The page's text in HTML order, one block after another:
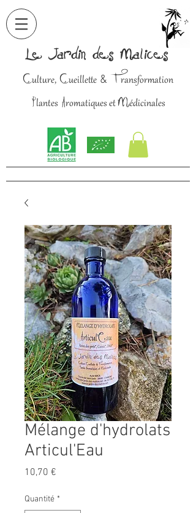
Le Jardin des Malices
Culture, Cueillette & Transformation
Plantes Aromatiques etMédicinales
Mélange d'hydrolats
Articul'Eau
10,70 €
Quantité *